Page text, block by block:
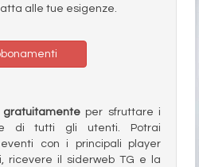
alle tue esigenze.
per sfruttare i
di tutti gli utenti. Potrai
con i principali player
ricevere il siderweb TG e la